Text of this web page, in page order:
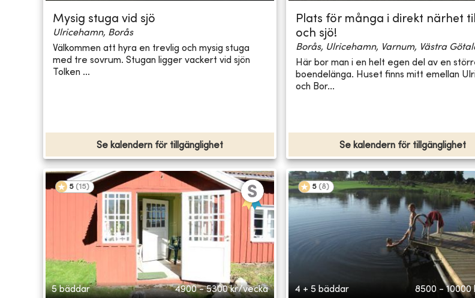
Mysig stuga vid sjö
Ulricehamn, Borås
Välkommen att hyra en trevlig och mysig stuga
med tre sovrum. Stugan ligger vackert vid sjön
Tolken ...
Se kalendern för tillgänglighet
Plats för många i direkt närhet
och sjö!
Borås, Ulricehamn, Varnum, Västra
Här bor man i en helt egen del av en
boendelänga. Huset finns mitt emellan
och Bor...
Se kalendern för tillgänglighet
5 (15)
5 bäddar 4900 - 5300 kr/vecka
5 (8)
4 + 5 bäddar 8500 - 10000